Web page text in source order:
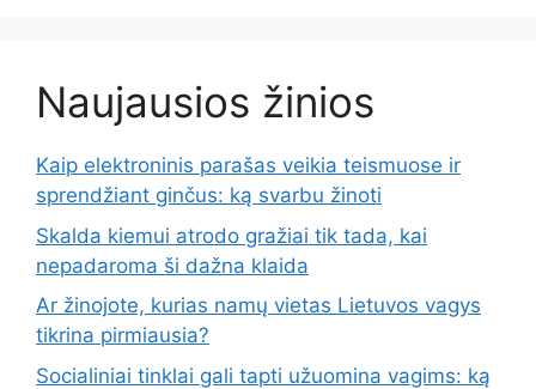
Naujausios žinios
Kaip elektroninis parašas veikia teismuose ir
sprendžiant ginčus: ką svarbu žinoti
Skalda kiemui atrodo gražiai tik tada, kai
nepadaroma ši dažna klaida
Ar žinojote, kurias namų vietas Lietuvos vagys
tikrina pirmiausia?
Socialiniai tinklai gali tapti užuomina vagims: ką